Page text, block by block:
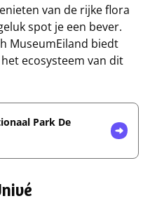
van de rijke flora
spot je een bever.
MuseumEiland biedt
ecosysteem van dit
Park De